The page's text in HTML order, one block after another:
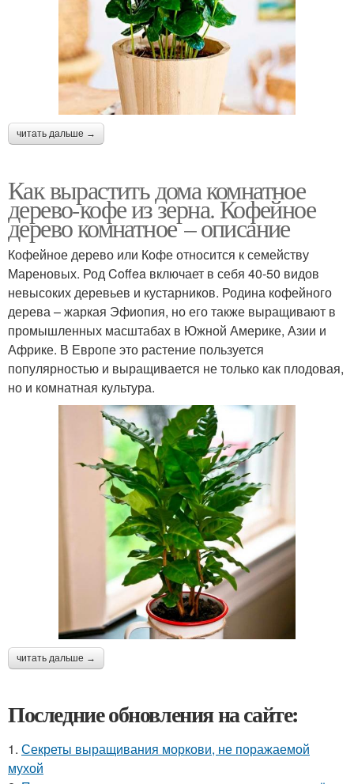
читать дальше →
Как вырастить дома комнатное
дерево-кофе из зерна. Кофейное
дерево комнатное – описание
Кофейное дерево или Кофе относится к семейству
Мареновых. Род Coffea включает в себя 40-50 видов
невысоких деревьев и кустарников. Родина кофейного
дерева – жаркая Эфиопия, но его также выращивают в
промышленных масштабах в Южной Америке, Азии и
Африке. В Европе это растение пользуется
популярностью и выращивается не только как плодовая,
но и комнатная культура.
читать дальше →
Последние обновления на сайте:
1. Секреты выращивания моркови, не поражаемой
мухой